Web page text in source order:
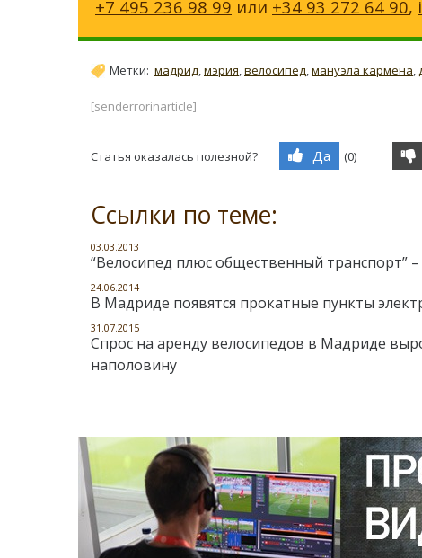
+7 495 236 98 99 или +34 93 272 64 90,
Метки: мадрид,мэрия,велосипед,мануэла кармена,
[senderrorinarticle]
Статья оказалась полезной? Да (0)
Ссылки по теме:
03.03.2013
“Велосипед плюс общественный транспорт”
24.06.2014
В Мадриде появятся прокатные пункты
31.07.2015
Спрос на аренду велосипедов в Мадриде
наполовину